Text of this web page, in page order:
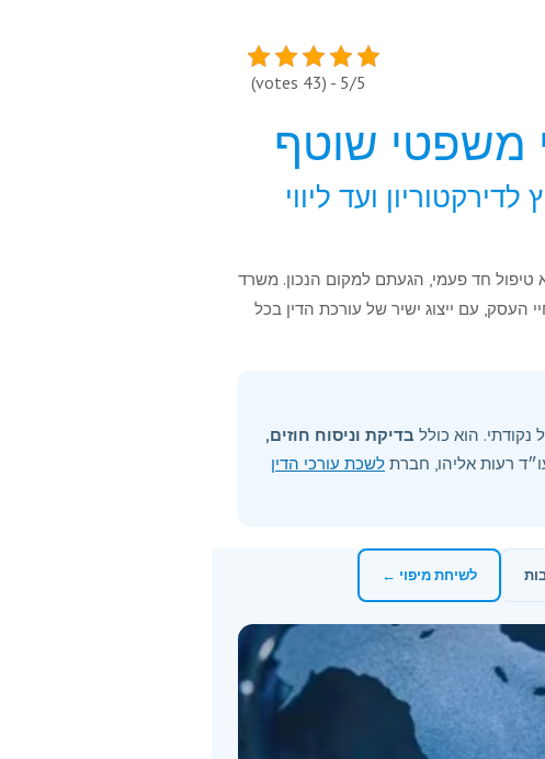
5/5 - (43 votes)
משפטי שוטף
ועד ליווי
טיפול חד פעמי, הגעתם למקום הנכון. משרד
העסק, עם ייצוג ישיר של עורכת הדין בכל
הוא כולל בדיקת וניסוח חוזים,
עו״ד רעות אליהו, חברת לשכת עורכי הדין
לשיחת מיפוי ←